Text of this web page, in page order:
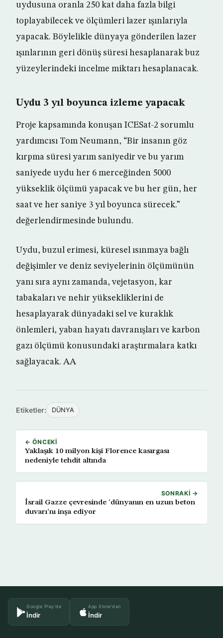
uydusuna oranla 250 kat daha fazla bilgi
toplayabilecek ve ölçümleri lazer ışınlarıyla
yapacak. Böylelikle dünyaya gönderilen lazer
ışınlarının geri dönüş süresi hesaplanarak buz
yüzeylerindeki incelme miktarı hesaplanacak.
Uydu 3 yıl boyunca izleme yapacak
Proje kapsamında konuşan ICESat-2 sorumlu
yardımcısı Tom Neumann, “Bir insanın göz
kırpma süresi yarım saniyedir ve bu yarım
saniyede uydu her 6 merceğinden 5000
yükseklik ölçümü yapacak ve bu her gün, her
saat ve her saniye 3 yıl boyunca sürecek.”
değerlendirmesinde bulundu.
Uydu, buzul erimesi, küresel ısınmaya bağlı
değişimler ve deniz seviyelerinin ölçümünün
yanı sıra aynı zamanda, vejetasyon, kar
tabakaları ve nehir yüksekliklerini de
hesaplayarak dünyadaki sel ve kuraklık
önlemleri, yaban hayatı davranışları ve karbon
gazı ölçümü konusundaki araştırmalara katkı
sağlayacak. AA
Etiketler: DÜNYA
← ÖNCEKI
Yaklaşık 10 milyon kişi Florence kasırgası
nedeniyle tehdit altında
SONRAKI →
İsrail Gazze çevresinde ‘dünyanın en uzun beton
duvarı’nı inşa ediyor
Google Play'de
İndir
App Store'dan
İndir